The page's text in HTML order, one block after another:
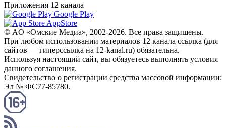
Приложения 12 канала
Google Play
AppStore
© AO «Омские Медиа», 2002-2026. Все права защищены.
При любом использовании материалов 12 канала ссылка (для
сайтов — гиперссылка на 12-kanal.ru) обязательна.
Используя настоящий сайт, вы обязуетесь выполнять условия
данного соглашения.
Свидетельство о регистрации средства массовой информации:
Эл № ФС77-85780.